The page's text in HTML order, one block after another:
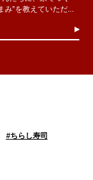
み”を教えていただ...
#ちらし寿司